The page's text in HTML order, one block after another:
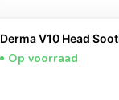
Derma V10 Head
Op voorraad